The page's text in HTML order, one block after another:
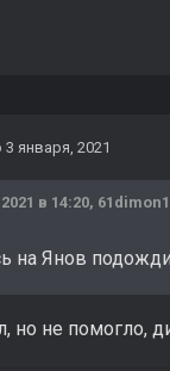
3 января, 2021
в 14:20,
на Янов
но не помогло,